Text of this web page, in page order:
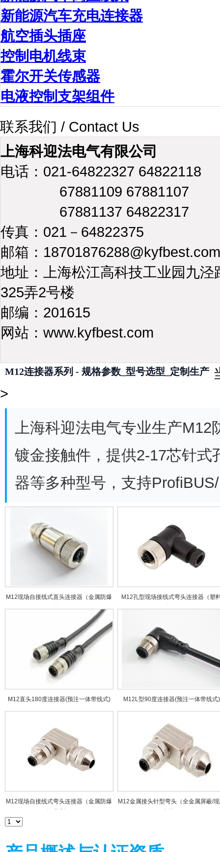
新能源汽车充电连接器
航空插头插座
控制电机线束
霍尔开关传感器
电液控制支架组件
联系我们 / Contact Us
上海科迎法电气有限公司
电话：021-64822327 64822118
67881109 67881107
67881137 64822317
传真：021－64822375
邮箱：18701876288@kyfbest.com
地址：上海松江高科技工业园九泾
325弄2号楼
邮编：201615
网站：www.kyfbest.com
M12连接器系列 - 规格参数_型号选型_定制生产
>
上海科迎法电气专业生产M12
镀金接触件，提供2-17芯针
器等多种型号，支持
M12现场自接线式直头连接器（金属防爆
款）
M12孔型现场接线式弯头连接器（塑
款）
M12直头180度连接器(预注一体带线式) M12L型90度连接器(预注一体带线式)
M12现场自接线式弯头连接器（金属防爆
M12金属接头针型弯头（全金属屏蔽/